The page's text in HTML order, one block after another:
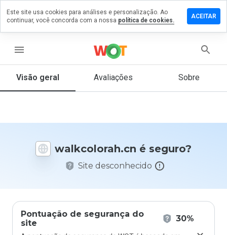
menu
Visão geral Avaliações Sobre
walkcolorah.cn é seguro?
Site desconhecido
Pontuação de segurança do
site
30%
um
que
Este site usa cookies para análises e personalização. Ao
continuar, você concorda com a nossa política de cookies.
ACEITAR